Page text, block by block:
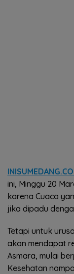
ini, Minggu 20
karena Cuaca
jika dipadu
Tetapi untuk
akan mendapat
Asmara, mulai
Kesehatan